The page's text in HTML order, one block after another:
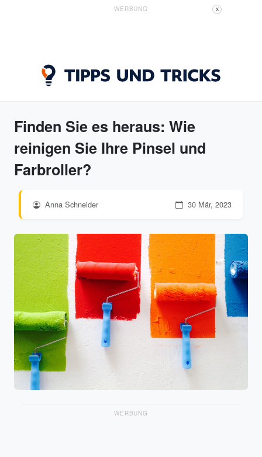
WERBUNG X
Finden Sie es heraus: Wie
reinigen Sie Ihre Pinsel und
Farbroller?
Anna Schneider 30 Mär, 2023
WERBUNG